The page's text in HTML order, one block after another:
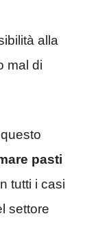
alla
mal di
pasti
tutti i casi
settore